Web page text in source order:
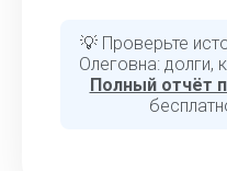
💡 Проверьте
Олеговна: долги,
Полный отчёт